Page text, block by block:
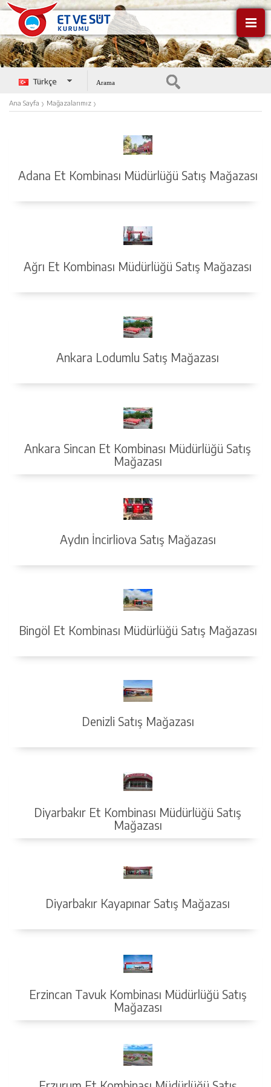
Türkçe
Ana Sayfa › Mağazalarımız ›
Adana Et Kombinası Müdürlüğü Satış Mağazası
Ağrı Et Kombinası Müdürlüğü Satış Mağazası
Ankara Lodumlu Satış Mağazası
Ankara Sincan Et Kombinası Müdürlüğü Satış
Mağazası
Aydın İncirliova Satış Mağazası
Bingöl Et Kombinası Müdürlüğü Satış Mağazası
Denizli Satış Mağazası
Diyarbakır Et Kombinası Müdürlüğü Satış
Mağazası
Diyarbakır Kayapınar Satış Mağazası
Erzincan Tavuk Kombinası Müdürlüğü Satış
Mağazası